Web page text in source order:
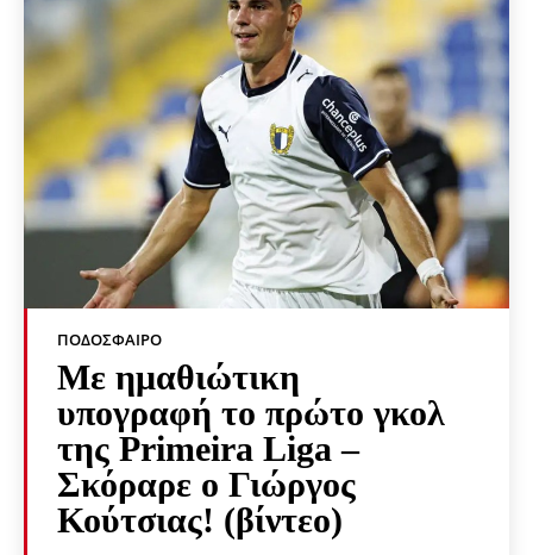
ΠΟΔΌΣΦΑΙΡΟ
Με ημαθιώτικη
υπογραφή το πρώτο γκολ
της Primeira Liga –
Σκόραρε ο Γιώργος
Κούτσιας! (βίντεο)